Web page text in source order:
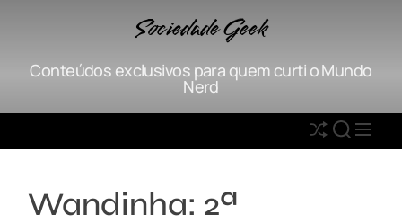
o
Sociedade Geek
Conteúdos exclusivos para quem curti o Mundo
Nerd
S
h
S
E
M
E
Wandinha: 2ª